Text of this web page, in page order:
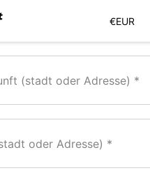
€EUR
(stadt oder Adresse)
oder Adresse)